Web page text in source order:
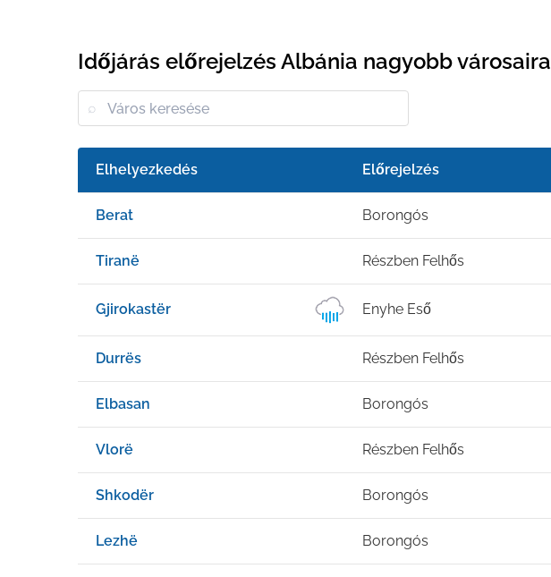
Időjárás előrejelzés Albánia nagyobb városaira
Elhelyezkedés Előrejelzés
Berat Borongós
Tiranë Részben Felhős
Gjirokastër Enyhe Eső
Durrës Részben Felhős
Elbasan Borongós
Vlorë Részben Felhős
Shkodër Borongós
Lezhë Borongós